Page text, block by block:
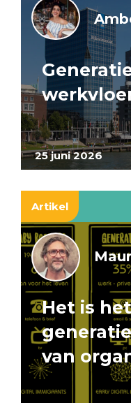
25 juni 2026
Artikel
Het is
van